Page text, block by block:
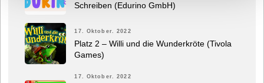
Schreiben (Edurino GmbH)
17. Oktober. 2022
Platz 2 – Willi und die Wunderkröte (Tivola
Games)
17. Oktober. 2022